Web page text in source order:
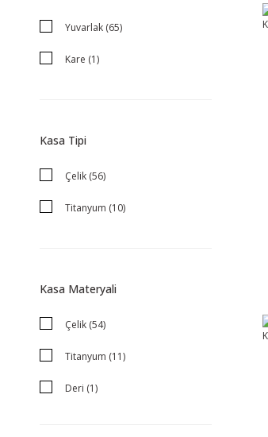
Yuvarlak (65)
Kare (1)
Kasa Tipi
Çelik (56)
Titanyum (10)
Kasa Materyali
Çelik (54)
Titanyum (11)
Deri (1)